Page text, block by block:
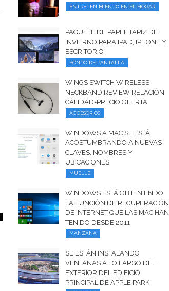
ENTRETENIMIENTO EN EL HOGAR
PAQUETE DE PAPEL TAPIZ DE
INVIERNO PARA IPAD, IPHONE Y
ESCRITORIO
FONDO DE PANTALLA
WINGS SWITCH WIRELESS
NECKBAND REVIEW RELACIÓN
CALIDAD-PRECIO OFERTA
ACCESORIOS
WINDOWS A MAC SE ESTÁ
ACOSTUMBRANDO A NUEVAS
CLAVES, NOMBRES Y
UBICACIONES
MUELLE
WINDOWS ESTÁ OBTENIENDO
LA FUNCIÓN DE RECUPERACIÓN
DE INTERNET QUE LAS MAC HAN
TENIDO DESDE 2011
MANZANA
SE ESTÁN INSTALANDO
VENTANAS A LO LARGO DEL
EXTERIOR DEL EDIFICIO
PRINCIPAL DE APPLE PARK